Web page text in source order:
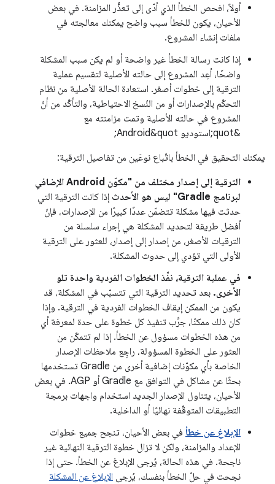
أولاً، افحص الخطأ الذي أدّى إلى تعذُّر المزامنة. في بعض
الأحيان، يكون للخطأ سبب واضح يمكنك معالجته في
ملفات إنشاء المشروع.
إذا كانت رسالة الخطأ غير واضحة أو لم يكن سبب المشكلة
واضحًا، أعِد المشروع إلى حالته الأصلية لتقسيم عملية
الترقية إلى خطوات أصغر. استعادة الحالة الأصلية من نظام
التحكّم بالإصدارات أو من النُسخ الاحتياطية، والتأكّد من أنّ
المشروع في حالته الأصلية وتمت مزامنته مع
&quot;استوديو Android&quot;
يمكنك التحقيق في الخطأ باتّباع نوعَين من تفاصيل الترقية:
الترقية إلى إصدار مختلف من "مكوّن Android الإضافي
لبرنامج Gradle" ليس هو الأحدث
إذا كانت الترقية التي
حدثت فيها مشكلة تتضمّن عددًا كبيرًا من الإصدارات، فإنّ
أفضل طريقة لتحديد المشكلة هي إجراء سلسلة من
الترقيات الأصغر، من إصدار إلى إصدار، للعثور على الترقية
الأولى التي تؤدي إلى حدوث المشكلة.
في عملية الترقية، نفِّذ الخطوات الفردية واحدة تلو
الأخرى. بعد تحديد الترقية التي تتسبّب في المشكلة، قد
يكون من الممكن إيقاف الخطوات الفردية في الترقية. وإذا
كان ذلك ممكنًا، جرِّب تنفيذ كل خطوة على حدة لمعرفة أي
من هذه الخطوات مسؤول عن الخطأ. إذا لم تتمكّن من
العثور على الخطوة المسؤولة، راجِع ملاحظات الإصدار
الخاصة بأي مكوّنات إضافية أخرى من Gradle تستخدمها
بحثًا عن مشاكل في التوافق مع Gradle أو AGP. في بعض
الأحيان، يتناول الإصدار الجديد استخدام واجهات برمجة
التطبيقات المتوقّفة نهائيًا أو الداخلية.
الإبلاغ عن خطأ في بعض الأحيان، تنجح جميع خطوات
الإعداد والمزامنة، ولكن لا تزال خطوة الترقية النهائية غير
ناجحة. في هذه الحالة، يُرجى الإبلاغ عن الخطأ. حتى إذا
نجحت في حلّ الخطأ بنفسك، يُرجى الإبلاغ عن المشكلة